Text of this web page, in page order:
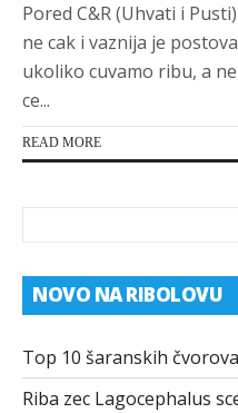
Pored C&R (Uhvati i
ne cak i vaznija je
ukoliko cuvamo ribu, a
ce...
READ MORE
NOVO NA RIBOLOVU
Top 10 šaranskih
Riba zec Lagocephalus